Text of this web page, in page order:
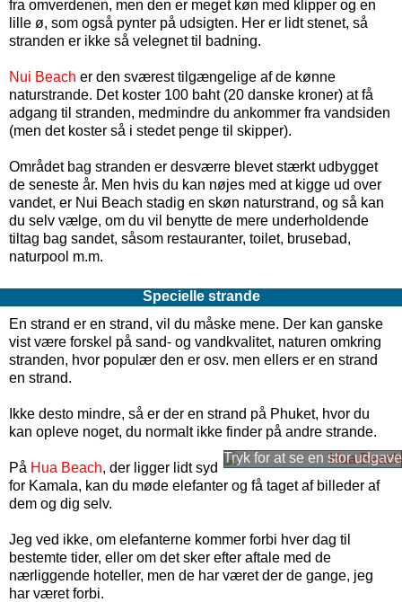
fra omverdenen, men den er meget køn med klipper og en
lille ø, som også pynter på udsigten. Her er lidt stenet, så
stranden er ikke så velegnet til badning.
Nui Beach er den sværest tilgængelige af de kønne
naturstrande. Det koster 100 baht (20 danske kroner) at få
adgang til stranden, medmindre du ankommer fra vandsiden
(men det koster så i stedet penge til skipper).
Området bag stranden er desværre blevet stærkt udbygget
de seneste år. Men hvis du kan nøjes med at kigge ud over
vandet, er Nui Beach stadig en skøn naturstrand, og så kan
du selv vælge, om du vil benytte de mere underholdende
tiltag bag sandet, såsom restauranter, toilet, brusebad,
naturpool m.m.
Specielle strande
En strand er en strand, vil du måske mene. Der kan ganske
vist være forskel på sand- og vandkvalitet, naturen omkring
stranden, hvor populær den er osv. men ellers er en strand
en strand.
Ikke desto mindre, så er der en strand på Phuket, hvor du
kan opleve noget, du normalt ikke finder på andre strande.
På Hua Beach, der ligger lidt syd
for Kamala, kan du møde elefanter og få taget af billeder af
dem og dig selv.
Jeg ved ikke, om elefanterne kommer forbi hver dag til
bestemte tider, eller om det sker efter aftale med de
nærliggende hoteller, men de har været der de gange, jeg
har været forbi.